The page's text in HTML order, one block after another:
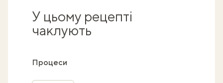
У цьому рецепті
чаклують
Процеси